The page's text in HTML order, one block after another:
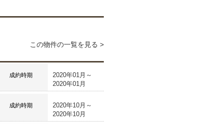
この物件の一覧を見る >
成約時期
2020年01月～
2020年01月
成約時期
2020年10月～
2020年10月